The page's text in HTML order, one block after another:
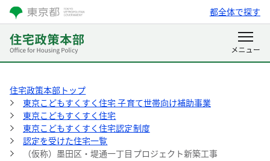
都全体で探す
住宅政策本部トップ
東京こどもすくすく住宅 子育て世帯向け補助事業
東京こどもすくすく住宅
東京こどもすくすく住宅認定制度
認定を受けた住宅一覧
（仮称）墨田区・堤通一丁目プロジェクト新築工事